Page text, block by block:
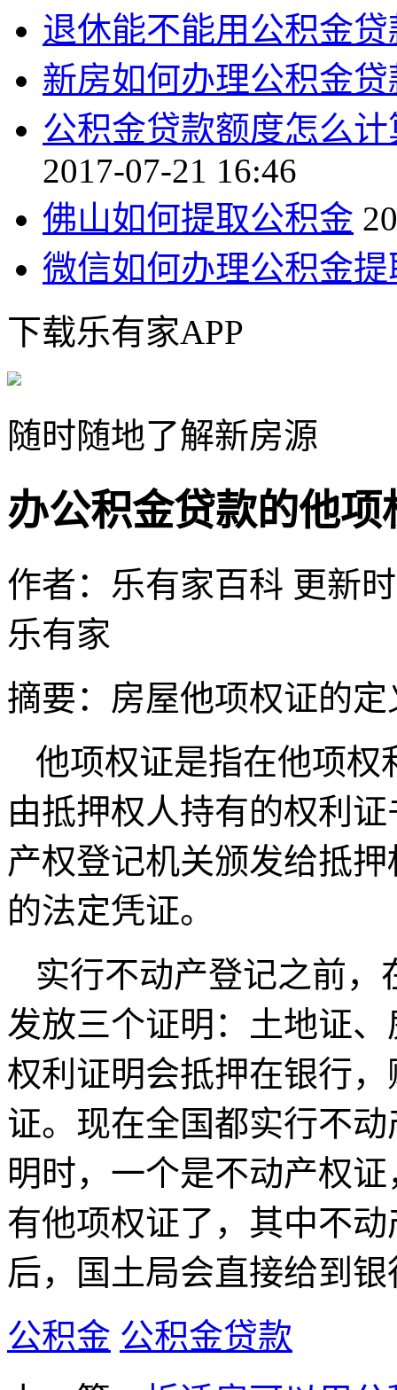
退休能不能用公积金贷
新房如何办理公积金贷
公积金贷款额度怎么
2017-07-21 16:46
佛山如何提取公积金
微信如何办理公积金
下载乐有家APP
随时随地了解新房源
办公积金贷款的他项
作者：乐有家百科 更新
乐有家
摘要： 房屋他项权证的定
他项权证是指在他项权
由抵押权人持有的权利
产权登记机关颁发给抵
的法定凭证。
实行不动产登记之前
发放三个证明：土地证
权利证明会抵押在银行
证。现在全国都实行不
明时，一个是不动产权
有他项权证了，其中不
后，国土局会直接给到银
公积金 公积金贷款